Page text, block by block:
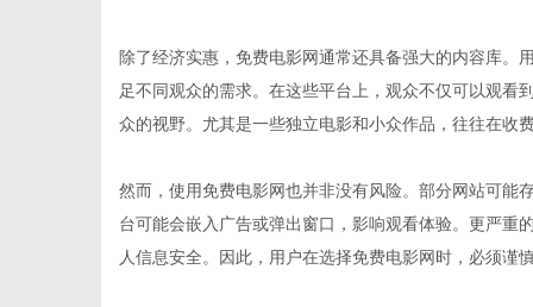
除了经济实惠，免费电影网通常还具备强大的内容库。
足不同观众的需求。在这些平台上，观众不仅可以观看
众的视野。尤其是一些独立电影和小众作品，往往在收
然而，使用免费电影网也并非没有风险。部分网站可能
台可能会嵌入广告或弹出窗口，影响观看体验。更严重
人信息安全。因此，用户在选择免费电影网时，必须谨